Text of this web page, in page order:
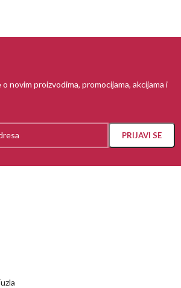
novim proizvodima, promocijama, akcijama i